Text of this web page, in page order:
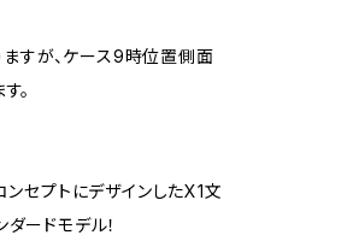
すが、ケース9時位置側面
。
ンセプトにデザインしたX1文
ードモデル！